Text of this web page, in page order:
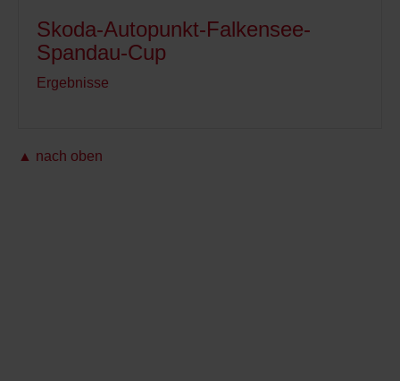
Skoda-Autopunkt-Falkensee-
Spandau-Cup
Ergebnisse
▲ nach oben